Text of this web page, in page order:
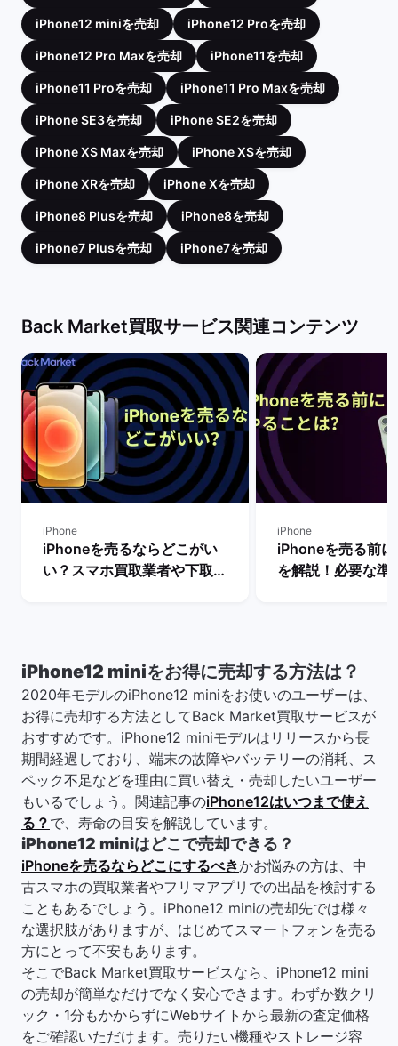
iPhone12 miniを売却 iPhone12 Proを売却
iPhone12 Pro Maxを売却 iPhone11を売却
iPhone11 Proを売却 iPhone11 Pro Maxを売却
iPhone SE3を売却 iPhone SE2を売却
iPhone XS Maxを売却 iPhone XSを売却
iPhone XRを売却 iPhone Xを売却
iPhone8 Plusを売却 iPhone8を売却
iPhone7 Plusを売却 iPhone7を売却
Back Market買取サービス関連コンテンツ
iPhone
iPhoneを売るならどこがい
い？スマホ買取業者や下取り
iPhone
iPhoneを売る前
を解説！必要な準
iPhone12 miniをお得に売却する方法は？
2020年モデルのiPhone12 miniをお使いのユーザーは、
お得に売却する方法としてBack Market買取サービスが
おすすめです。iPhone12 miniモデルはリリースから長
期間経過しており、端末の故障やバッテリーの消耗、ス
ペック不足などを理由に買い替え・売却したいユーザー
もいるでしょう。関連記事のiPhone12はいつまで使え
る？ で、寿命の目安を解説しています。
iPhone12 miniはどこで売却できる？
iPhoneを売るならどこにするべきかお悩みの方は、中
古スマホの買取業者やフリマアプリでの出品を検討する
こともあるでしょう。iPhone12 miniの売却先では様々
な選択肢がありますが、はじめてスマートフォンを売る
方にとって不安もあります。
そこでBack Market買取サービスなら、iPhone12 mini
の売却が簡単なだけでなく安心できます。わずか数クリ
ック・1分もかからずにWebサイトから最新の査定価格
をご確認いただけます。売りたい機種やストレージ容